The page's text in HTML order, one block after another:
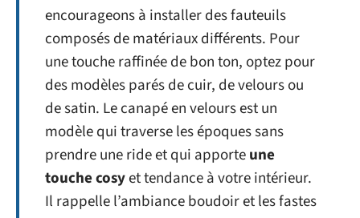
encourageons à installer des fauteuils
composés de matériaux différents. Pour
une touche raffinée de bon ton, optez pour
des modèles parés de cuir, de velours ou
de satin. Le canapé en velours est un
modèle qui traverse les époques sans
prendre une ride et qui apporteune
touche cosyet tendance à votre intérieur.
Il rappelle l’ambiance boudoir et les fastes